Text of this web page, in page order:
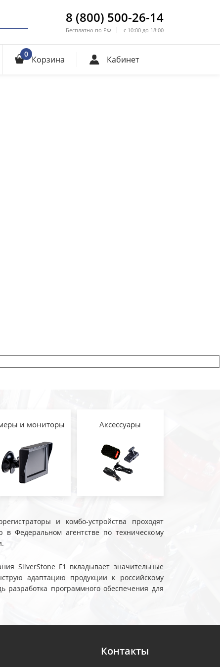
8 (800) 500-26-14
Бесплатно по РФ с 10:00 до 18:00
0 Корзина Кабинет
и мониторы Аксессуары
и комбо-устройства проходят
в Федеральном агентстве по техническому
SilverStone F1 вкладывает значительные
адаптацию продукции к российскому
разработка программного обеспечения для
Контакты